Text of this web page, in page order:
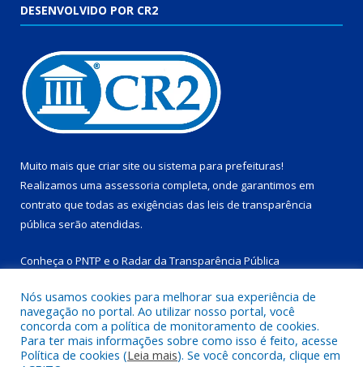
DESENVOLVIDO POR CR2
Muito mais que criar site ou sistema para prefeituras!
Realizamos uma assessoria completa, onde garantimos em
contrato que todas as exigências das leis de transparência
pública serão atendidas.
Conheça o PNTP e o Radar da Transparência Pública
Todos os direitos reservados a Prefeitura Municipal de
Salinópolis.
Nós usamos cookies para melhorar sua experiência de
navegação no portal. Ao utilizar nosso portal, você
concorda com a política de monitoramento de cookies.
Para ter mais informações sobre como isso é feito, acesse
Política de cookies (Leia mais). Se você concorda, clique em